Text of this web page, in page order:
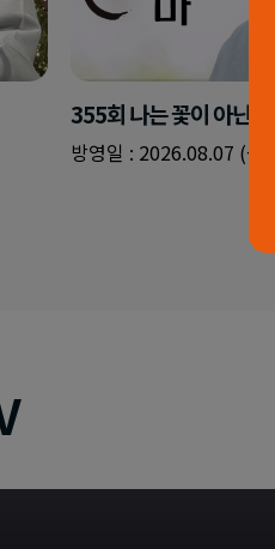
355회 나는 꽃이 아닌가요
방영일 : 2026.08.07 (금)